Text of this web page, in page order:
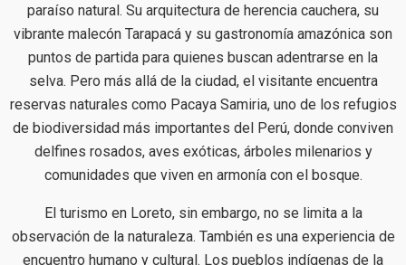
paraíso natural. Su arquitectura de herencia cauchera, su
vibrante malecón Tarapacá y su gastronomía amazónica son
puntos de partida para quienes buscan adentrarse en la
selva. Pero más allá de la ciudad, el visitante encuentra
reservas naturales como Pacaya Samiria, uno de los refugios
de biodiversidad más importantes del Perú, donde conviven
delfines rosados, aves exóticas, árboles milenarios y
comunidades que viven en armonía con el bosque.
El turismo en Loreto, sin embargo, no se limita a la
observación de la naturaleza. También es una experiencia de
encuentro humano y cultural. Los pueblos indígenas de la